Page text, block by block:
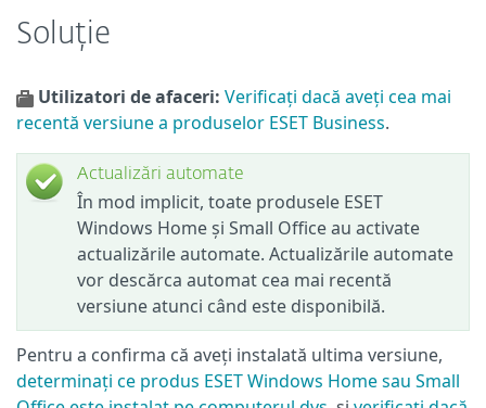
Soluție
Utilizatori de afaceri: Verificați dacă aveți cea mai
recentă versiune a produselor ESET Business.
Actualizări automate
În mod implicit, toate produsele ESET
Windows Home și Small Office au activate
actualizările automate. Actualizările automate
vor descărca automat cea mai recentă
versiune atunci când este disponibilă.
Pentru a confirma că aveți instalată ultima versiune,
determinați ce produs ESET Windows Home sau Small